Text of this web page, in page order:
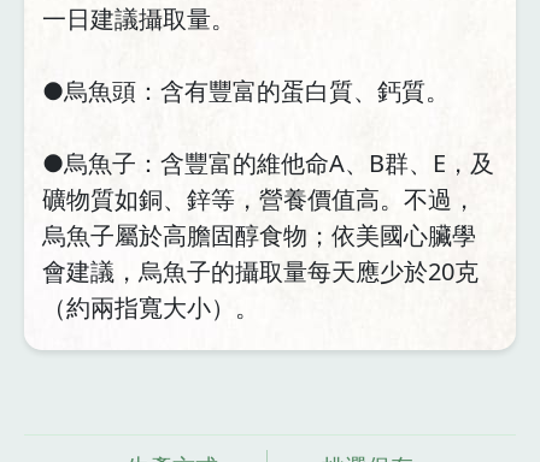
一日建議攝取量。
●烏魚頭：含有豐富的蛋白質、鈣質。
●烏魚子：含豐富的維他命A、B群、E，及
礦物質如銅、鋅等，營養價值高。不過，
烏魚子屬於高膽固醇食物；依美國心臟學
會建議，烏魚子的攝取量每天應少於20克
（約兩指寬大小）。